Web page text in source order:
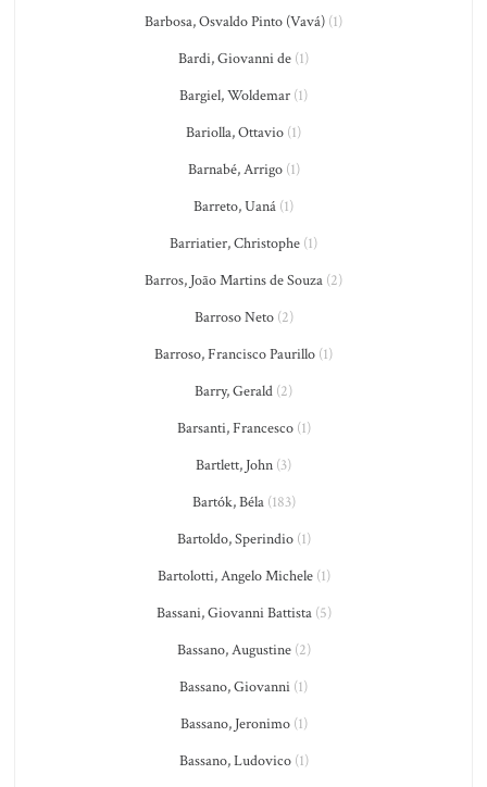
Barbosa, Osvaldo Pinto (Vavá) (1)
Bardi, Giovanni de (1)
Bargiel, Woldemar (1)
Bariolla, Ottavio (1)
Barnabé, Arrigo(1)
Barreto, Uaná (1)
Barriatier, Christophe (1)
Barros, João Martins de Souza (2)
Barroso Neto(2)
Barroso, Francisco Paurillo (1)
Barry, Gerald (2)
Barsanti, Francesco(1)
Bartlett, John (3)
Bartók, Béla(183)
Bartoldo, Sperindio(1)
Bartolotti, Angelo Michele(1)
Bassani, Giovanni Battista(5)
Bassano, Augustine(2)
Bassano, Giovanni (1)
Bassano, Jeronimo(1)
Bassano, Ludovico(1)